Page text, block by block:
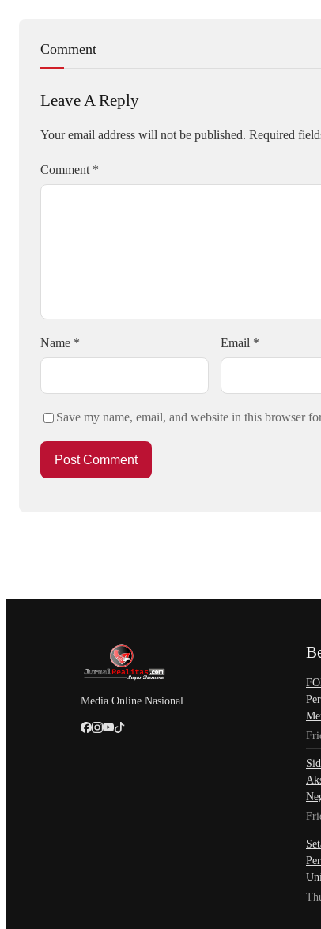
Comment
Leave A Reply
Your email address will not be published. Required
Comment *
Name * Email *
Save my name, email, and website in this browser
Media Online Nasional